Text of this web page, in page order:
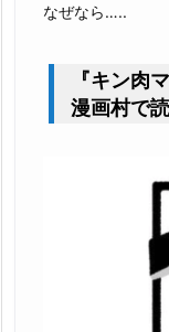
なぜなら…..
『キン肉
漫画村で